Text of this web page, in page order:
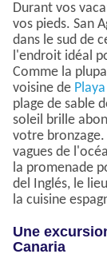
Durant vos
vos pieds. San
dans le sud de
l'endroit idéal
Comme la
voisine de
plage de sable
soleil brille
votre bronzage.
vagues de
la promenade
del Inglés, le
la cuisine
Une
Canaria